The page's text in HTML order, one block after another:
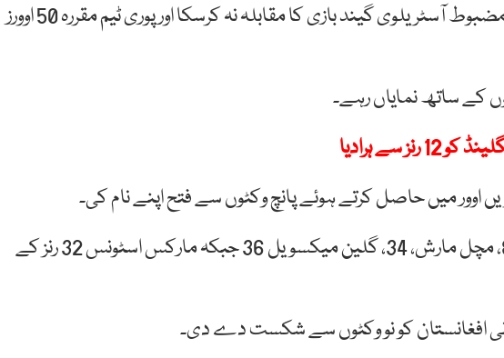
ان کے علاوہ کوئی بھی سری لنکن بلے باز مضبوط آسٹریلوی گیند بازی کا مقابلہ نہ کرسکا اور پوری ٹیم مقررہ 50 اوورز
کے ساتھ نمایاں رہے۔
سے ہرادیا
آسٹریلیا کی جانب سے عثمان خواجہ 89، مچل مارش، 34، گلین میکسویل 36 جبکہ مارکس اسٹونس 32 رنز کے
افغانستان کو نو وکٹوں سے شکست دے دی۔